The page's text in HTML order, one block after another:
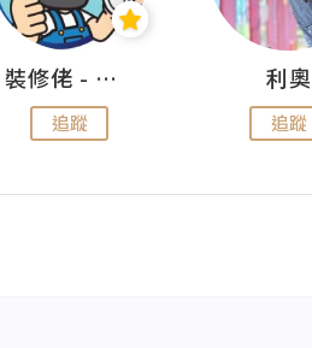
裝修佬 - 香港一站式網上裝修平台
追蹤
利奧
追蹤